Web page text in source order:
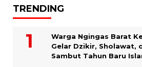
TRENDING
Warga Ngingas Barat
Gelar Dzikir, Sholawat,
Sambut Tahun Baru